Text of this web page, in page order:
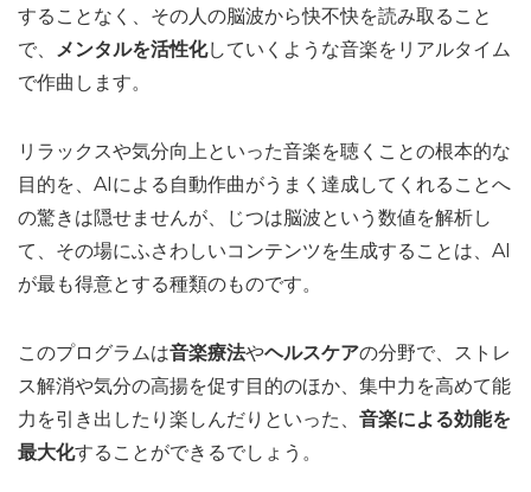
することなく、その人の脳波から快不快を読み取ること
で、 メンタルを活性化していくような音楽をリアルタイム
で作曲します。
リラックスや気分向上といった音楽を聴くことの根本的な
目的を、AIによる自動作曲がうまく達成してくれることへ
の驚きは隠せませんが、じつは脳波という数値を解析し
て、その場にふさわしいコンテンツを生成することは、AI
が最も得意とする種類のものです。
このプログラムは音楽療法やヘルスケアの分野で、ストレ
ス解消や気分の高揚を促す目的のほか、集中力を高めて能
力を引き出したり楽しんだりといった、 音楽による効能を
最大化することができるでしょう。